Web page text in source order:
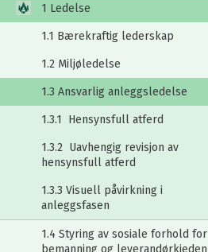
1 Ledelse
1.1 Bærekraftig lederskap
1.2 Miljøledelse
1.3 Ansvarlig anleggsledelse
1.3.1 Hensynsfull atferd
1.3.2 Uavhengig revisjon av
hensynsfull atferd
1.3.3 Visuell påvirkning i
anleggsfasen
1.4 Styring av sosiale forhold for
bemanning og leverandørkjeden